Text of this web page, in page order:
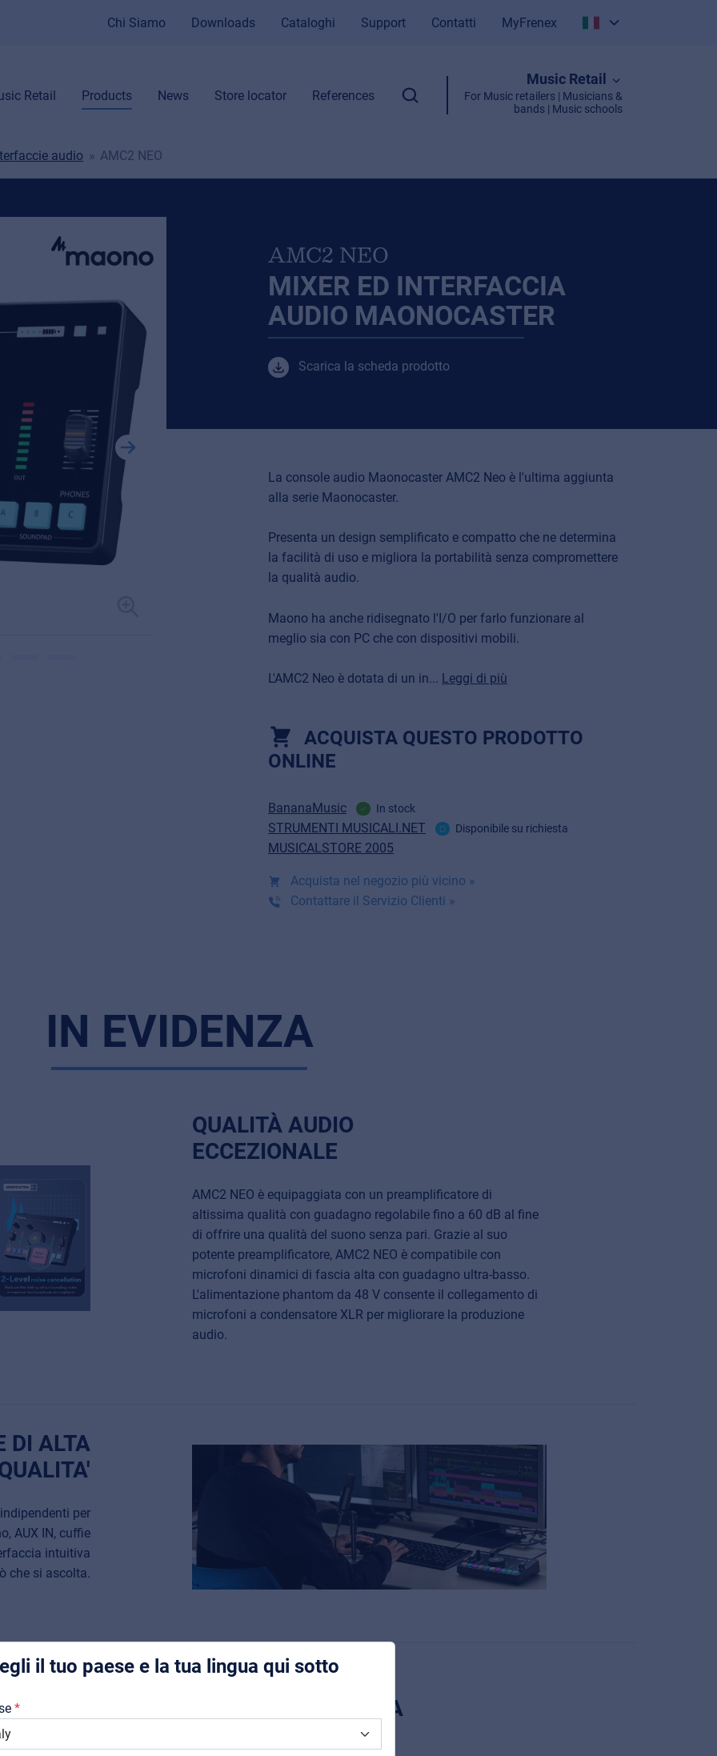
il tuo paese e la tua lingua qui sotto
Music Retail
For Music retailers | Musicians & bands | Music schools
Pro AVL
Downloads
Cataloghi
Chi Siamo Downloads Cataloghi Support Contatti
MyFrenex
English
Retail
Products News Store locator References
Music Retail
For Music retailers | Musicians &
bands | Music schools
audio AMC2 NEO
AMC2 NEO
MIXER ED INTERFACCIA
AUDIO MAONOCASTER
Scarica la scheda prodotto
La console audio Maonocaster AMC2 Neo è l'ultima aggiunta
alla serie Maonocaster.
Presenta un design semplificato e compatto che ne determina
la facilità di uso e migliora la portabilità senza compromettere
la qualità audio.
Maono ha anche ridisegnato l'I/O per farlo funzionare al
meglio sia con PC che con dispositivi mobili.
L'AMC2 Neo è dotata di un in... Leggi di più
ACQUISTA QUESTO PRODOTTO
ONLINE
BananaMusic In stock
STRUMENTI MUSICALI.NET Disponibile su richiesta
MUSICALSTORE 2005
Acquista nel negozio più vicino »
Contattare il Servizio Clienti »
IN EVIDENZA
QUALITÀ AUDIO
ECCEZIONALE
AMC2 NEO è equipaggiata con un preamplificatore di
altissima qualità con guadagno regolabile fino a 60 dB al fine
di offrire una qualità del suono senza pari. Grazie al suo
potente preamplificatore, AMC2 NEO è compatibile con
microfoni dinamici di fascia alta con guadagno ultra-basso.
L'alimentazione phantom da 48 V consente il collegamento di
microfoni a condensatore XLR per migliorare la produzione
audio.
DI ALTA
per
AUX IN, cuffie
intuitiva
che si ascolta.
ATMOSFERA LIVE
STREAMING DI ALTA